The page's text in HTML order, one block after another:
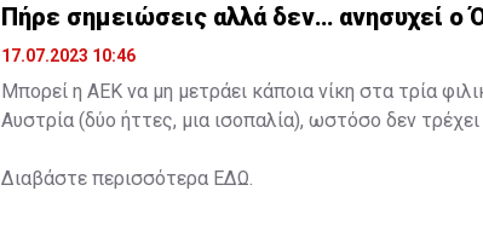
Πήρε σημειώσεις αλλά δεν… ανησυχεί ο
17.07.2023 10:46
Μπορεί η ΑΕΚ να μη μετράει κάποια νίκη στα τρία
Αυστρία (δύο ήττες, μια ισοπαλία), ωστόσο δεν
Διαβάστε περισσότερα ΕΔΩ